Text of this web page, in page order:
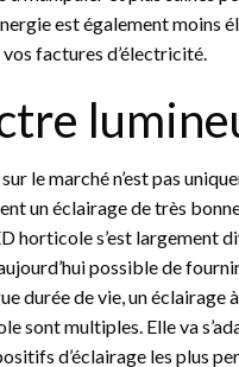
est également moins
factures d’électricité.
sur le marché n’est pas
un éclairage de très
horticole s’est largement
possible de
durée de vie, un
sont multiples. Elle va
d’éclairage les plus